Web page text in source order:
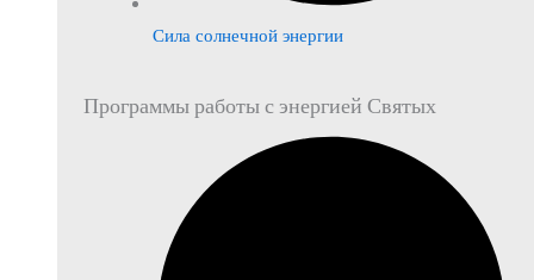
Сила солнечной энергии
Программы работы с энергией Святых